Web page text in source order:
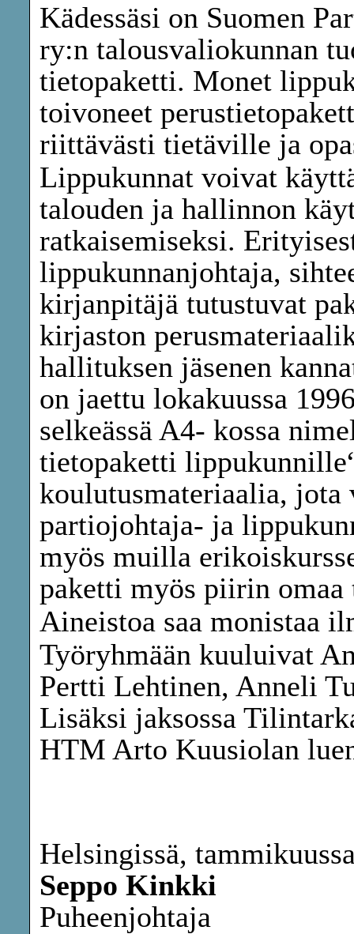
Kädessäsi on Suomen
ry:n talousvaliokunnan
tietopaketti. Monet
toivoneet
riittävästi tietäville ja
Lippukunnat voivat
talouden ja hallinnon
ratkaisemiseksi.
lippukunnanjohtaja,
kirjanpitäjä tutustuvat
kirjaston
hallituksen jäsenen
on jaettu lokakuussa
selkeässä A4- kossa
tietopaketti
koulutusmateriaalia,
partiojohtaja- ja
myös muilla
paketti myös piirin
Aineistoa saa monistaa
Työryhmään kuuluivat
Pertti Lehtinen, Anneli
Lisäksi jaksossa
HTM Arto Kuusiolan
Helsingissä,
Seppo Kinkki
Puheenjohtaja